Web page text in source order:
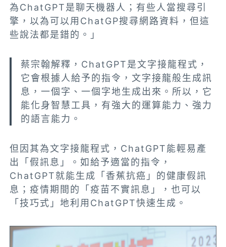
為ChatGPT是聊天機器人；有些人當搜尋引
擎，以為可以用ChatGP搜尋網路資料，但這
些說法都是錯的。」
蔡宗翰解釋，ChatGPT是文字接龍程式，
它會根據人給予的指令，文字接龍般生成訊
息，一個字、一個字地生成出來。所以，它
能化身智慧工具，有強大的運算能力、強力
的語言能力。
但因其為文字接龍程式，ChatGPT能輕易產
出「假訊息」。如給予適當的指令，
ChatGPT就能生成「香蕉抗癌」的健康假訊
息；疫情期間的「疫苗不實訊息」，也可以
「技巧式」地利用ChatGPT快速生成。